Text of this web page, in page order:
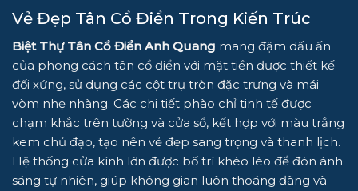
Vẻ Đẹp Tân Cổ Điển Trong Kiến Trúc
Biệt Thự Tân Cổ Điển Anh Quang mang đậm dấu ấn
của phong cách tân cổ điển với mặt tiền được thiết kế
đối xứng, sử dụng các cột trụ tròn đặc trưng và mái
vòm nhẹ nhàng. Các chi tiết phào chỉ tinh tế được
chạm khắc trên tường và cửa sổ, kết hợp với màu trắng
kem chủ đạo, tạo nên vẻ đẹp sang trọng và thanh lịch.
Hệ thống cửa kính lớn được bố trí khéo léo để đón ánh
sáng tự nhiên, giúp không gian luôn thoáng đãng và